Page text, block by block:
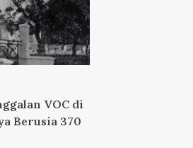
VOC di
Berusia 370